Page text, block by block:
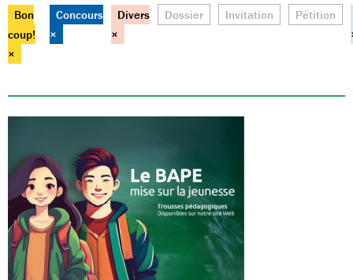
Bon
coup!
×
Concours
×
Divers
×
Dossier Invitation
Pétition